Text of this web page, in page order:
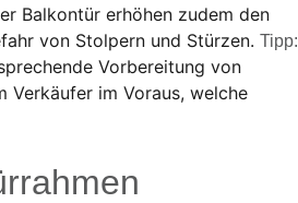
Balkontür erhöhen zudem den
von Stolpern und Stürzen. Tipp:
Vorbereitung von
Verkäufer im Voraus, welche